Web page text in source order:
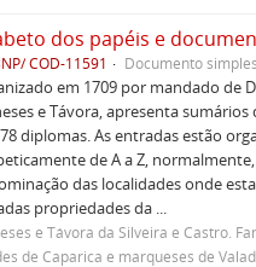
COD-11591 Documento simples
em 1709 por mandado de
e Távora, apresenta sumários
diplomas. As entradas estão
de A a Z,
das localidades onde
propriedades da ...
e Távora da Silveira e Castro.
de Caparica e marqueses de